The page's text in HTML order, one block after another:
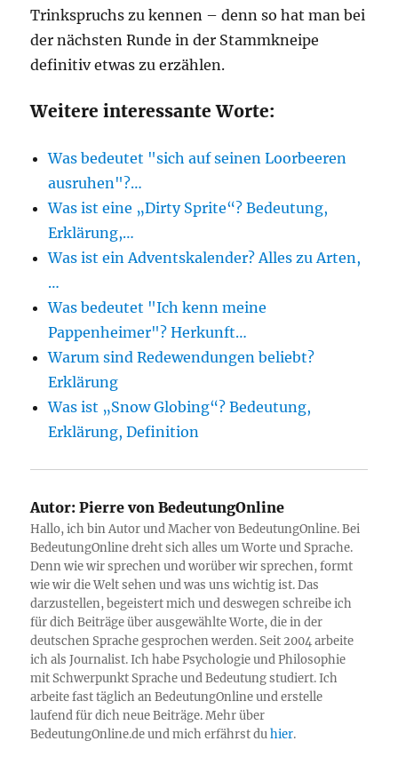
Trinkspruchs zu kennen – denn so hat man bei
der nächsten Runde in der Stammkneipe
definitiv etwas zu erzählen.
Weitere interessante Worte:
Was bedeutet "sich auf seinen Loorbeeren
ausruhen"?…
Was ist eine „Dirty Sprite“? Bedeutung,
Erklärung,…
Was ist ein Adventskalender? Alles zu Arten,
…
Was bedeutet "Ich kenn meine
Pappenheimer"? Herkunft…
Warum sind Redewendungen beliebt?
Erklärung
Was ist „Snow Globing“? Bedeutung,
Erklärung, Definition
Autor: Pierre von BedeutungOnline
Hallo, ich bin Autor und Macher von BedeutungOnline. Bei
BedeutungOnline dreht sich alles um Worte und Sprache.
Denn wie wir sprechen und worüber wir sprechen, formt
wie wir die Welt sehen und was uns wichtig ist. Das
darzustellen, begeistert mich und deswegen schreibe ich
für dich Beiträge über ausgewählte Worte, die in der
deutschen Sprache gesprochen werden. Seit 2004 arbeite
ich als Journalist. Ich habe Psychologie und Philosophie
mit Schwerpunkt Sprache und Bedeutung studiert. Ich
arbeite fast täglich an BedeutungOnline und erstelle
laufend für dich neue Beiträge. Mehr über
BedeutungOnline.de und mich erfährst duhier.